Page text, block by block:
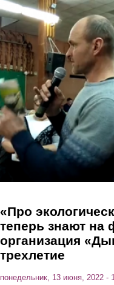
Перейти к основному
«Про
теперь знают
организация
трехлетие
понедельник, 13 июня, 2022 -